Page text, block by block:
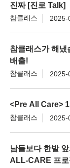
진짜 [진로 Talk]
참클래스 2025-
참클래스가 해냈
배출!
참클래스 2025-
<Pre All Care>
참클래스 2025-
남들보다 한발
ALL-CARE 프